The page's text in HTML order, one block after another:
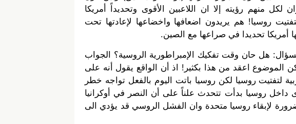
لكل منهم رؤيته إلا ان اللاعبين الأقوى وتحديداً أمريكا
روسيا! هم يريدون اضعافها واخضاعها لإعادتها تحت
أمريكا تحديدا في صراعها مع الصين.
هل حان وقت تفكيك الإمبراطورية الروسية؟ الجواب
الموضوع اعقد من هذا بكثير! اذ أن الواقع يقول أنه على
لتفتيت روسيا لكن روسيا باتت اليوم بالفعل تواجه خطر
روسيا بدأت تتحدث علناً على أن النصر في أوكرانيا
لإبقاء روسيا متحدة وان الفشل الروسي قد يؤدي الى